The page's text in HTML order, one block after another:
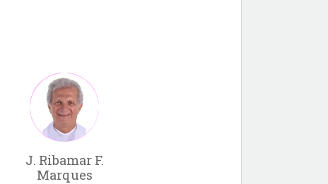
J. Ribamar F.
Marques